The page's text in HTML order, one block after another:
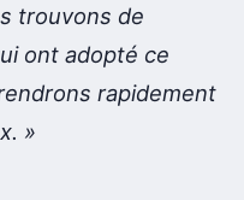
trouvons de
ont adopté ce
rapidement
»